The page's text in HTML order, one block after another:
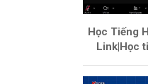
Học Tiếng
Link|Học